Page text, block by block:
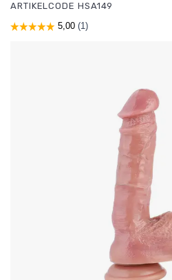
ARTIKELCODE HSA149